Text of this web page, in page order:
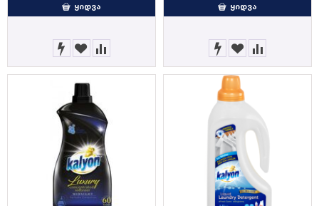
ᲧᲘᲓᲕᲐ ᲧᲘᲓᲕᲐ